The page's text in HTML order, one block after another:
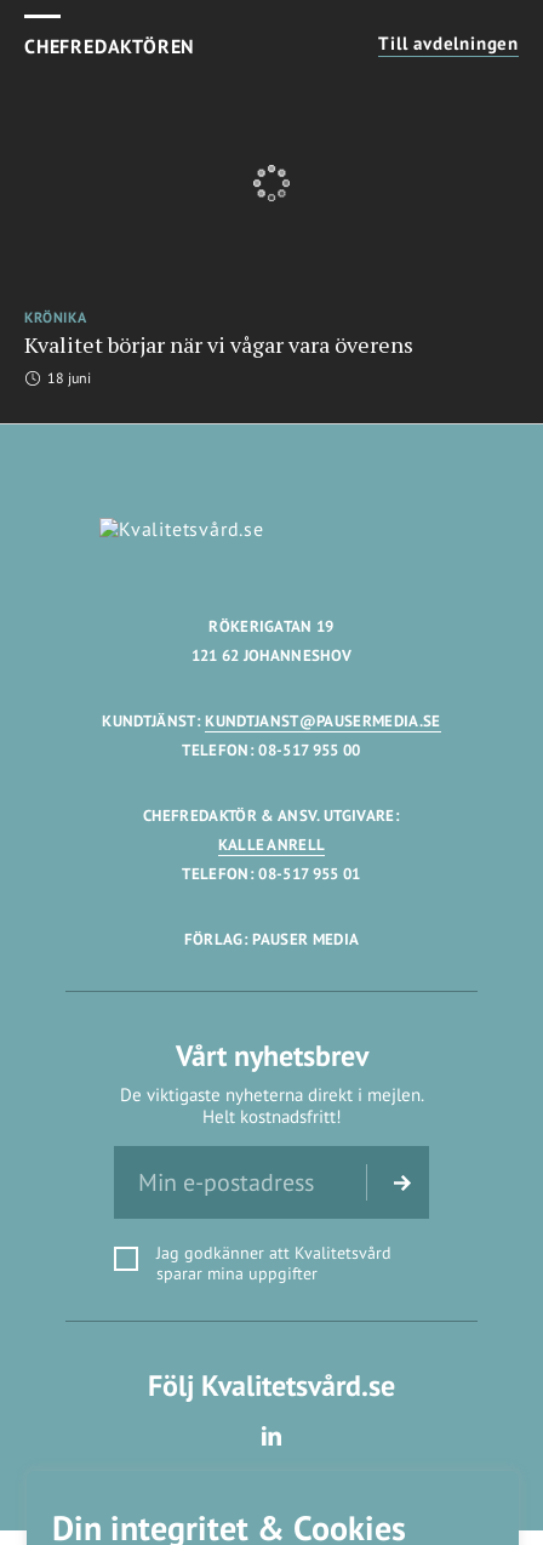
Din integritet & Cookies
CHEFREDAKTÖREN Till avdelningen
KRÖNIKA
Kvalitet börjar när vi vågar vara överens
18 juni
RÖKERIGATAN 19
121 62 JOHANNESHOV
KUNDTJÄNST:KUNDTJANST@PAUSERMEDIA.SE
TELEFON: 08-517 955 00
CHEFREDAKTÖR & ANSV. UTGIVARE:
KALLE ANRELL
TELEFON: 08-517 955 01
FÖRLAG: PAUSER MEDIA
Vårt nyhetsbrev
De viktigaste nyheterna direkt i mejlen.
Helt kostnadsfritt!
Jag godkänner att Kvalitetsvård
sparar mina uppgifter
Följ Kvalitetsvård.se